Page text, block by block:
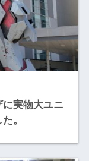
実物大ユニ
。